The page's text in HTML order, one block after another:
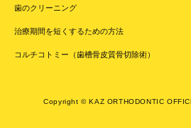
歯のクリーニング
治療期間を短くするための方法
コルチコトミー（歯槽骨皮質骨切除術）
Copyright © KAZ ORTHODONTIC